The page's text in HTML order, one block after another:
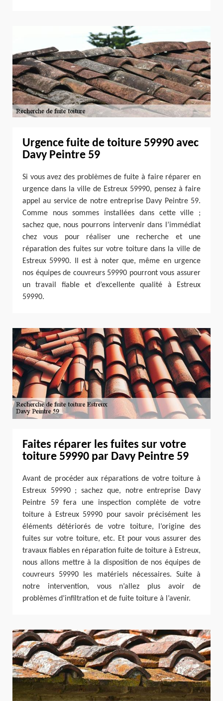
Urgence fuite de toiture 59990 avec
Davy Peintre 59
Si vous avez des problèmes de fuite à faire réparer en
urgence dans la ville de Estreux 59990, pensez à faire
appel au service de notre entreprise Davy Peintre 59.
Comme nous sommes installées dans cette ville ;
sachez que, nous pourrons intervenir dans l’immédiat
chez vous pour réaliser une recherche et une
réparation des fuites sur votre toiture dans la ville de
Estreux 59990. Il est à noter que, même en urgence
nos équipes de couvreurs 59990 pourront vous assurer
un travail fiable et d’excellente qualité à Estreux
59990.
Faites réparer les fuites sur votre
toiture 59990 par Davy Peintre 59
Avant de procéder aux réparations de votre toiture à
Estreux 59990 ; sachez que, notre entreprise Davy
Peintre 59 fera une inspection complète de votre
toiture à Estreux 59990 pour savoir précisément les
éléments détériorés de votre toiture, l’origine des
fuites sur votre toiture, etc. Et pour vous assurer des
travaux fiables en réparation fuite de toiture à Estreux,
nous allons mettre à la disposition de nos équipes de
couvreurs 59990 les matériels nécessaires. Suite à
notre intervention, vous n’allez plus avoir de
problèmes d’infiltration et de fuite toiture à l’avenir.